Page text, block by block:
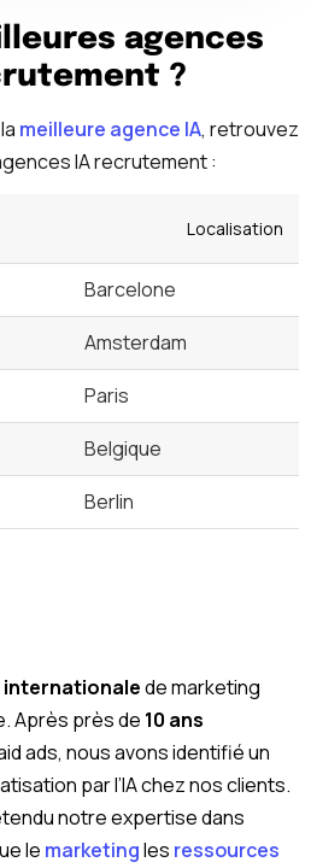
agences
?
meilleure agence IA, retrouvez
IA recrutement :
Localisation
Barcelone
Amsterdam
Paris
Belgique
Berlin
internationalede marketing
Après près de 10 ans
ads, nous avons identifié un
par l’IA chez nos clients.
notre expertise dans
le marketingles ressources